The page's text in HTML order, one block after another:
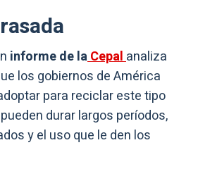
informe de laCepalanaliza
los gobiernos de América
para reciclar este tipo
durar largos períodos,
y el uso que le den los